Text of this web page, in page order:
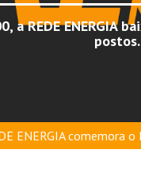
a REDE
postos.
ENERGIA